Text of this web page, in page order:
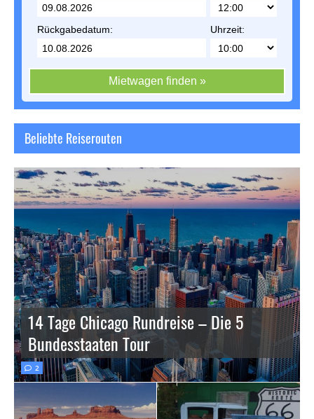
Rückgabedatum: Uhrzeit:
Mietwagen finden »
Beliebte Reiserouten
14 Tage Chicago Rundreise – Die 5
Bundesstaaten Tour
2